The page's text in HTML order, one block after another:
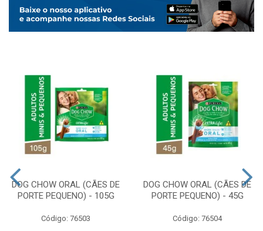
DOG CHOW ORAL (CÃES DE
PORTE PEQUENO) - 105G
Código: 76503
DOG CHOW ORAL (CÃES DE
PORTE PEQUENO) - 45G
Código: 76504